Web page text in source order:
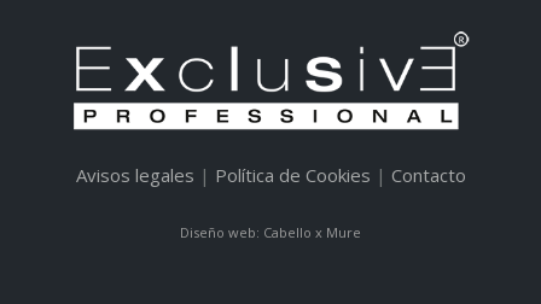
Avisos legales | Política de Cookies | Contacto
Diseño web: Cabello x Mure